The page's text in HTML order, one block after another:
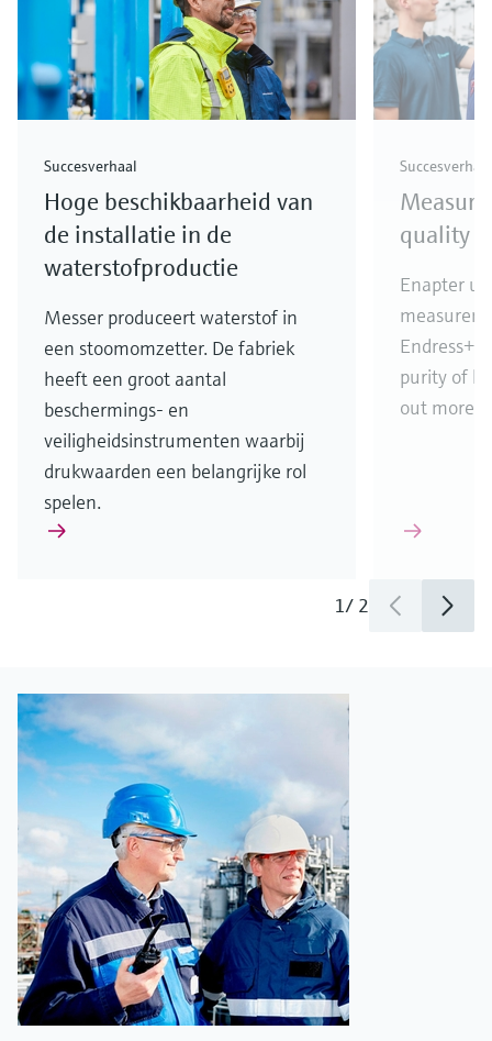
Succesverhaal
Hoge beschikbaarheid van
de installatie in de
waterstofproductie
Messer produceert waterstof in
een stoomomzetter. De fabriek
heeft een groot aantal
beschermings- en
veiligheidsinstrumenten waarbij
drukwaarden een belangrijke rol
spelen.
Succesverhaal
quality
Enapter
purity of
out more!
1/ 2